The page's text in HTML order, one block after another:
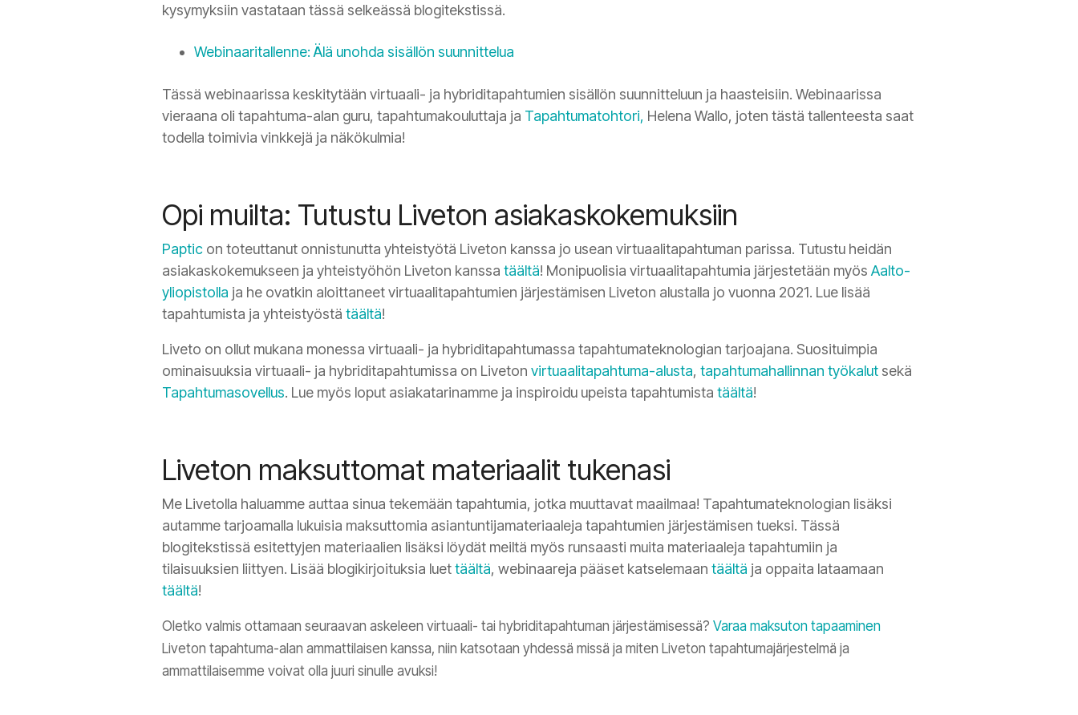
kysymyksiin vastataan tässä selkeässä blogitekstissä.
Webinaaritallenne: Älä unohda sisällön suunnittelua
Tässä webinaarissa keskitytään virtuaali- ja hybriditapahtumien sisällön suunnitteluun ja haasteisiin. Webinaarissa
vieraana oli tapahtuma-alan guru, tapahtumakouluttaja ja Tapahtumatohtori, Helena Wallo, joten tästä tallenteesta saat
todella toimivia vinkkejä ja näkökulmia!
Opi muilta: Tutustu Liveton asiakaskokemuksiin
Paptic on toteuttanut onnistunutta yhteistyötä Liveton kanssa jo usean virtuaalitapahtuman parissa. Tutustu heidän
asiakaskokemukseen ja yhteistyöhön Liveton kanssa täältä! Monipuolisia virtuaalitapahtumia järjestetään myös Aalto-
yliopistolla ja he ovatkin aloittaneet virtuaalitapahtumien järjestämisen Liveton alustalla jo vuonna 2021. Lue lisää
tapahtumista ja yhteistyöstä täältä!
Liveto on ollut mukana monessa virtuaali- ja hybriditapahtumassa tapahtumateknologian tarjoajana. Suosituimpia
ominaisuuksia virtuaali- ja hybriditapahtumissa on Liveton virtuaalitapahtuma-alusta, tapahtumahallinnan työkalut sekä
Tapahtumasovellus. Lue myös loput asiakatarinamme ja inspiroidu upeista tapahtumista täältä!
Liveton maksuttomat materiaalit tukenasi
Me Livetolla haluamme auttaa sinua tekemään tapahtumia, jotka muuttavat maailmaa! Tapahtumateknologian lisäksi
autamme tarjoamalla lukuisia maksuttomia asiantuntijamateriaaleja tapahtumien järjestämisen tueksi. Tässä
blogitekstissä esitettyjen materiaalien lisäksi löydät meiltä myös runsaasti muita materiaaleja tapahtumiin ja
tilaisuuksien liittyen. Lisää blogikirjoituksia luettäältä, webinaareja pääset katselemaan täältä ja oppaita lataamaan
täältä!
Oletko valmis ottamaan seuraavan askeleen virtuaali- tai hybriditapahtuman järjestämisessä? Varaa maksuton tapaaminen
Liveton tapahtuma-alan ammattilaisen kanssa, niin katsotaan yhdessä missä ja miten Liveton tapahtumajärjestelmä ja
ammattilaisemme voivat olla juuri sinulle avuksi!